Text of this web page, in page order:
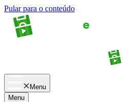
Pular para o conteúdo
Menu
Menu